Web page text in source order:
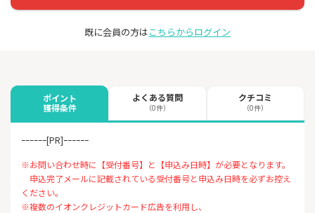
既に会員の方はこちらからログイン
ポイント
獲得条件
よくある質問
（0件）
クチコミ
（0件）
ｰｰｰｰｰｰ[PR]ｰｰｰｰｰｰ
※お問い合わせ時に【受付番号】と【申込み日時】が必要となります。
申込完了メールに記載されている受付番号と申込み日時を必ずお控え
ください。
※複数のイオンクレジットカード広告を利用し、